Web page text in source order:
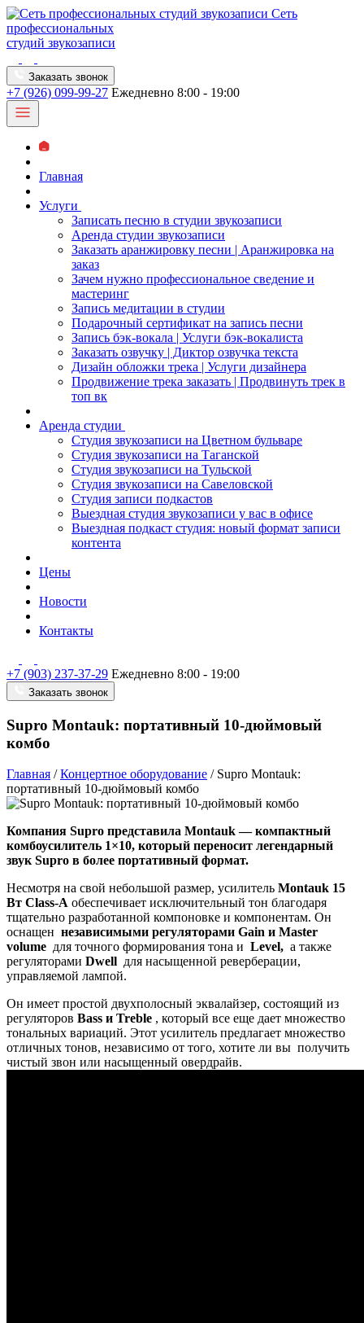
Сеть
профессиональных
студий звукозаписи
Заказать звонок
+7 (926) 099-99-27 Ежедневно 8:00 - 19:00
Главная
Услуги
Записать песню в студии звукозаписи
Аренда студии звукозаписи
Заказать аранжировку песни | Аранжировка на
заказ
Зачем нужно профессиональное сведение и
мастеринг
Запись медитации в студии
Подарочный сертификат на запись песни
Запись бэк-вокала | Услуги бэк-вокалиста
Заказать озвучку | Диктор озвучка текста
Дизайн обложки трека | Услуги дизайнера
Продвижение трека заказать | Продвинуть трек в
топ вк
Аренда студии
Студия звукозаписи на Цветном бульваре
Студия звукозаписи на Таганской
Студия звукозаписи на Тульской
Студия звукозаписи на Савеловской
Студия записи подкастов
Выездная студия звукозаписи у вас в офисе
Выездная подкаст студия: новый формат записи
контента
Цены
Новости
Контакты
+7 (903) 237-37-29 Ежедневно 8:00 - 19:00
Заказать звонок
Supro Montauk: портативный 10-дюймовый
комбо
Главная /Концертное оборудование / Supro Montauk:
портативный 10-дюймовый комбо
Компания Supro представила Montauk — компактный
комбоусилитель 1×10, который переносит легендарный
звук Supro в более портативный формат.
Несмотря на свой небольшой размер, усилитель Montauk 15
Вт Class-A обеспечивает исключительный тон благодаря
тщательно разработанной компоновке и компонентам. Он
оснащен независимыми регуляторами Gain и Master
volume для точного формирования тона и Level, а также
регуляторами Dwell для насыщенной реверберации,
управляемой лампой.
Он имеет простой двухполосный эквалайзер, состоящий из
регуляторов Bass и Treble , который все еще дает множество
тональных вариаций. Этот усилитель предлагает множество
отличных тонов, независимо от того, хотите ли вы получить
чистый звон или насыщенный овердрайв.